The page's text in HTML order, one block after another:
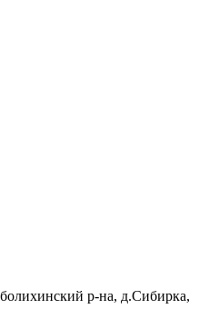
р-на, д.Сибирка,